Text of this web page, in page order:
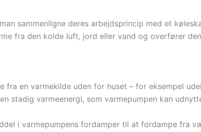
sammenligne deres arbejdsprincip med et
fra den kolde luft, jord eller vand og overfører
fra en varmekilde uden for huset – for eksempel
stadig varmeenergi, som varmepumpen kan
i varmepumpens fordamper til at fordampe fra